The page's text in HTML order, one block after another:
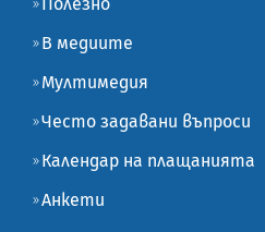
В медиите
Мултимедия
Често задавани въпроси
Календар на плащанията
Анкети